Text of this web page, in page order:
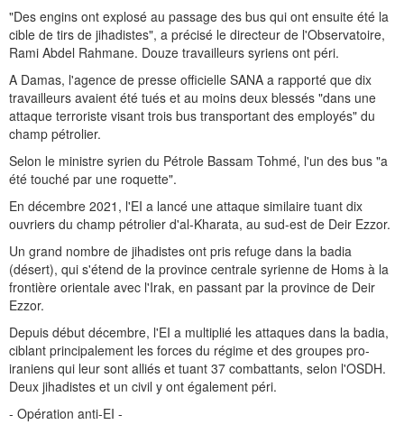
"Des engins ont explosé au passage des bus qui ont ensuite été la
cible de tirs de jihadistes", a précisé le directeur de l'Observatoire,
Rami Abdel Rahmane. Douze travailleurs syriens ont péri.
A Damas, l'agence de presse officielle SANA a rapporté que dix
travailleurs avaient été tués et au moins deux blessés "dans une
attaque terroriste visant trois bus transportant des employés" du
champ pétrolier.
Selon le ministre syrien du Pétrole Bassam Tohmé, l'un des bus "a
été touché par une roquette".
En décembre 2021, l'EI a lancé une attaque similaire tuant dix
ouvriers du champ pétrolier d'al-Kharata, au sud-est de Deir Ezzor.
Un grand nombre de jihadistes ont pris refuge dans la badia
(désert), qui s'étend de la province centrale syrienne de Homs à la
frontière orientale avec l'Irak, en passant par la province de Deir
Ezzor.
Depuis début décembre, l'EI a multiplié les attaques dans la badia,
ciblant principalement les forces du régime et des groupes pro-
iraniens qui leur sont alliés et tuant 37 combattants, selon l'OSDH.
Deux jihadistes et un civil y ont également péri.
- Opération anti-EI -